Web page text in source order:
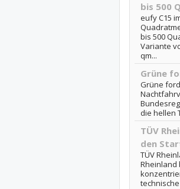
bis 500
eufy C15
bis 500
Variante
qm...
Grüne
Grüne
die hellen
TÜV
den
TÜV
Rheinland